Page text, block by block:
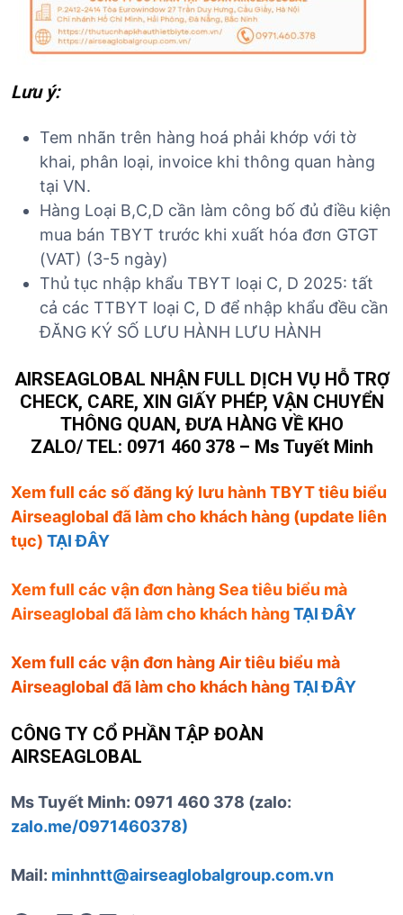
Lưu ý:
Tem nhãn trên hàng hoá phải khớp với tờ
khai, phân loại, invoice khi thông quan hàng
tại VN.
Hàng Loại B,C,D cần làm công bố đủ điều kiện
mua bán TBYT trước khi xuất hóa đơn GTGT
(VAT) (3-5 ngày)
Thủ tục nhập khẩu TBYT loại C, D 2025: tất
cả các TTBYT loại C, D để nhập khẩu đều cần
ĐĂNG KÝ SỐ LƯU HÀNH LƯU HÀNH
AIRSEAGLOBAL NHẬN FULL DỊCH VỤ HỖ TRỢ
CHECK, CARE, XIN GIẤY PHÉP, VẬN CHUYỂN
THÔNG QUAN, ĐƯA HÀNG VỀ KHO
ZALO/ TEL: 0971 460 378 – Ms Tuyết Minh
Xem full các số đăng ký lưu hành TBYT tiêu biểu
Airseaglobal đã làm cho khách hàng (update liên
tục) TẠI ĐÂY
Xem full các vận đơn hàng Sea tiêu biểu mà
Airseaglobal đã làm cho khách hàngTẠI ĐÂY
Xem full các vận đơn hàng Air tiêu biểu mà
Airseaglobal đã làm cho khách hàngTẠI ĐÂY
CÔNG TY CỔ PHẦN TẬP ĐOÀN
AIRSEAGLOBAL
Ms Tuyết Minh: 0971 460 378 (zalo:
zalo.me/0971460378)
Mail: minhntt@airseaglobalgroup.com.vn